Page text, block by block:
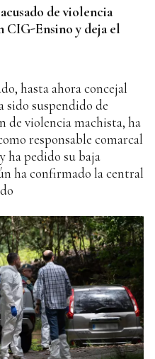
de violencia
CIG-Ensino y deja el
hasta ahora concejal
sido suspendido de
de violencia machista, ha
responsable comarcal
ha pedido su baja
ha confirmado la central